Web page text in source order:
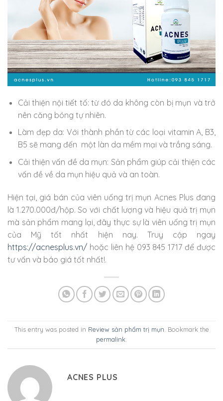
Cải thiện nội tiết tố: từ đó da không còn bị mụn và trở
nên căng bóng tự nhiên.
Làm đẹp da: Với thành phần từ các loại vitamin A, B3,
B5 sẽ mang đến một làn da mềm mại và trắng sáng.
Cải thiện vấn đề da mụn: Sản phẩm giúp cải thiện các
vấn đề về da mụn hiệu quả và an toàn.
Hiện tại, giá bán của viên uống trị mụn Acnes Plus đang
là 1.270.000đ/hộp. So với chất lượng và hiệu quả trị mụn
mà sản phẩm mang lại, đây thực sự là viên uống trị mụn
của Mỹ tốt nhất hiện nay. Truy cập ngay
https://acnesplus.vn/ hoặc liên hệ 093 845 1717 để được
tư vấn và báo giá tốt nhất!.
This entry was posted in Review sản phẩm trị mụn . Bookmark the
permalink
ACNES PLUS